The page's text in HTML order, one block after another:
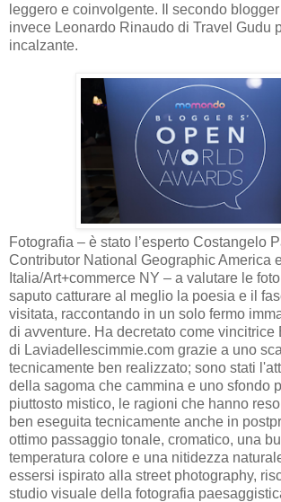
leggero e coinvolgente. Il secondo
invece Leonardo Rinaudo di Travel Gudu
incalzante.
Fotografia – è stato l’esperto Costangelo
Contributor National Geographic America
Italia/Art+commerce NY – a valutare le
saputo catturare al meglio la poesia e il
visitata, raccontando in un solo fermo
di avventure. Ha decretato come vincitrice
di Laviadellescimmie.com grazie a uno
tecnicamente ben realizzato; sono stati
della sagoma che cammina e uno sfondo
piuttosto mistico, le ragioni che hanno
ben eseguita tecnicamente anche in
ottimo passaggio tonale, cromatico, una
temperatura colore e una nitidezza
essersi ispirato alla street photography,
studio visuale della fotografia